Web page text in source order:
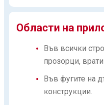
Области на
Във всички
прозорци,
Във фугите на
конструкции.